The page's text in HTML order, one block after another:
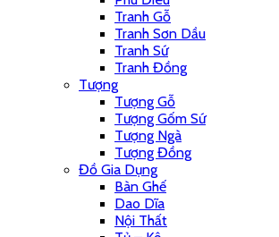
Tranh Gỗ
Tranh Sơn Dầu
Tranh Sứ
Tranh Đồng
Tượng
Tượng Gỗ
Tượng Gốm Sứ
Tượng Ngà
Tượng Đồng
Đồ Gia Dụng
Bàn Ghế
Dao Dĩa
Nội Thất